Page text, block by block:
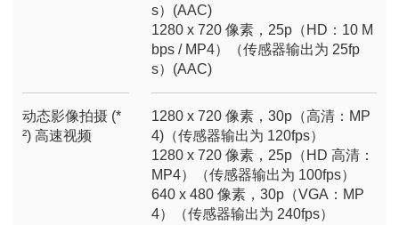
s）(AAC)
1280 x 720 像素，25p（HD：10 M
bps / MP4）（传感器输出为 25fp
s）(AAC)
动态影像拍摄 (*
²) 高速视频
1280 x 720 像素，30p（高清：MP
4)（传感器输出为 120fps）
1280 x 720 像素，25p（HD 高清：
MP4）（传感器输出为 100fps）
640 x 480 像素，30p（VGA：MP
4）（传感器输出为 240fps）